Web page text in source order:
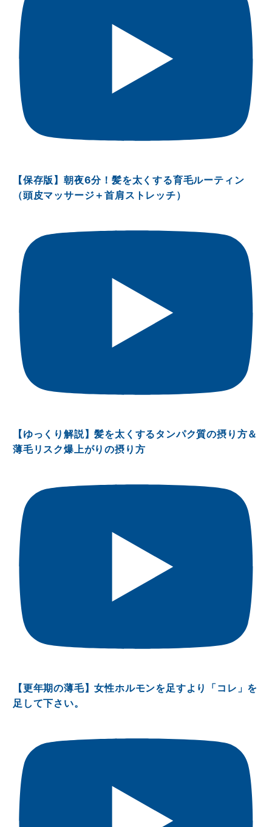
【保存版】朝夜6分！髪を太くする育毛ルーティン
（頭皮マッサージ＋首肩ストレッチ）
【ゆっくり解説】髪を太くするタンパク質の摂り方＆
薄毛リスク爆上がりの摂り方
【更年期の薄毛】女性ホルモンを足すより「コレ」を
足して下さい。